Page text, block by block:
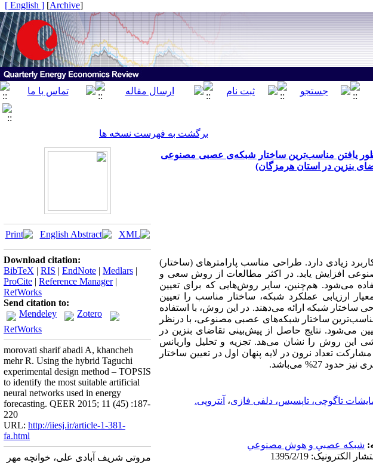
[
Archive
]
[ English ]
برگشت به فهرست نسخه ها
یافتن مناسب‌ترین ساختار شبکه‌ی عصبی مصنوعی
بنزین در استان هرمزگان)
دارد. طراحی مناسب پارامترهای (ساختار)
افزایش یابد. در اکثر مطالعات از روش سعی و
می‌شود. هم‌چنین، سایر روش‌هایی که برای تعیین
ارزیابی عملکرد شبکه، ساختار مناسب را تعیین
شبکه ارائه می‌دهند. در این روش، با استفاده
ساختار شبکه‌های عصبی مصنوعی، با درنظر
می‌شود. نتایج حاصل از پیش‌بینی تقاضای بنزین در
این روش را نشان می‌هد. تجزیه و تحلیل واریانس
تعداد نرون در لایه پنهان اول در تعیین ساختار
تاگوچی، تاپسیس، دلفی فازی، آنتروپی.
شبكه عصبي و هوش مصنوعي
Download citation:
BibTeX | RIS | EndNote | Medlars |
ProCite | Reference Manager|
RefWorks
Send citation to:
Mendeley
Zotero
RefWorks
morovati sharif abadi A, khancheh
mehr R. Using the hybrid Taguchi
experimental design method – TOPSIS
to identify the most suitable artificial
neural networks used in energy
forecasting. QEER 2015; 11 (45) :187-
220
URL: http://iiesj.ir/article-1-381-
fa.html
مروتی شریف آبادی علی، خوانچه مهر